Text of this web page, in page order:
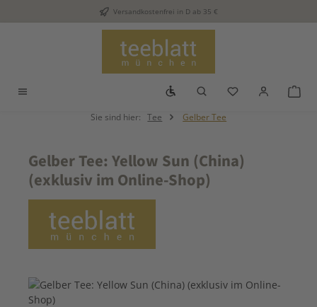
Zum Hauptinhalt springenVersandkostenfrei in D ab 35 €
Werkzeugleiste anzeigen
Du hast 0
Sie sind hier: Tee Gelber Tee
Gelber Tee: Yellow Sun (China)
(exklusiv im Online-Shop)
Bildergalerie überspringen